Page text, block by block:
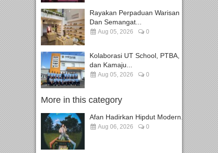
Rayakan Perpaduan Warisan
Dan Semangat...
Aug 05, 2026 0
Kolaborasi UT School, PTBA,
dan Kamaju...
Aug 05, 2026 0
More in this category
Afan Hadirkan Hipdut Modern...
Aug 06, 2026 0